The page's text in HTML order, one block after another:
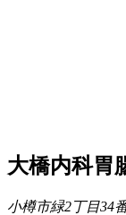
大橋内科胃
小樽市緑2丁目34